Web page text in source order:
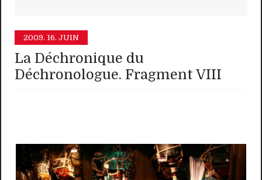
2009. 16. JUIN
La Déchronique du
Déchronologue. Fragment VIII